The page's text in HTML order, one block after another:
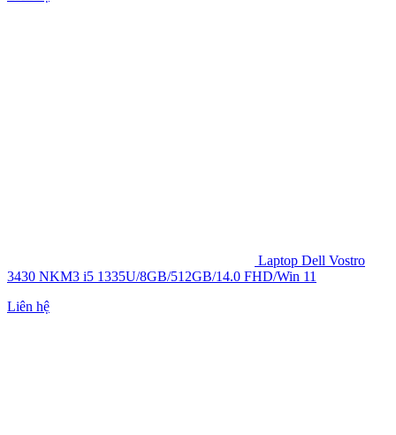
Laptop Dell Vostro
3430 NKM3 i5 1335U/8GB/512GB/14.0 FHD/Win 11
Liên hệ